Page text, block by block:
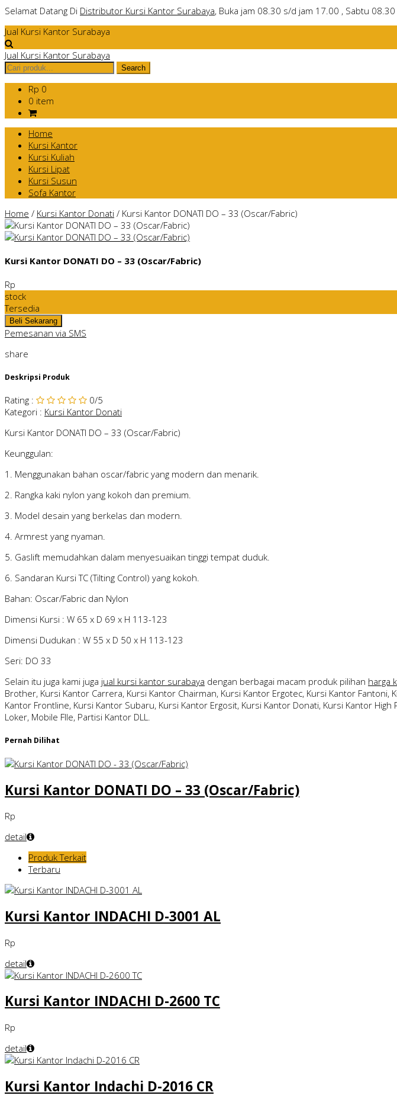
Selamat Datang Di Distributor Kursi Kantor Surabaya, Buka jam 08.30 s/d jam 17.00 , Sabtu
Jual Kursi Kantor Surabaya
Jual Kursi Kantor Surabaya
Rp 0
0 item
Home
Kursi Kantor
Kursi Kuliah
Kursi Lipat
Kursi Susun
Sofa Kantor
Home / Kursi Kantor Donati / Kursi Kantor DONATI DO – 33 (Oscar/Fabric)
Kursi Kantor DONATI DO – 33 (Oscar/Fabric)
Rp
stock
Tersedia
Pemesanan via SMS
share
Deskripsi Produk
Rating : 0/5
Kategori : Kursi Kantor Donati
Kursi Kantor DONATI DO – 33 (Oscar/Fabric)
Keunggulan:
1. Menggunakan bahan oscar/fabric yang modern dan menarik.
2. Rangka kaki nylon yang kokoh dan premium.
3. Model desain yang berkelas dan modern.
4. Armrest yang nyaman.
5. Gaslift memudahkan dalam menyesuaikan tinggi tempat duduk.
6. Sandaran Kursi TC (Tilting Control) yang kokoh.
Bahan: Oscar/Fabric dan Nylon
Dimensi Kursi : W 65 x D 69 x H 113-123
Dimensi Dudukan : W 55 x D 50 x H 113-123
Seri: DO 33
Selain itu juga kami juga jual kursi kantor surabaya dengan berbagai macam produk pilihan harga
Brother, Kursi Kantor Carrera, Kursi Kantor Chairman, Kursi Kantor Ergotec, Kursi Kantor
Kantor Frontline, Kursi Kantor Subaru, Kursi Kantor Ergosit, Kursi Kantor Donati, Kursi Kantor
Loker, Mobile FIle, Partisi Kantor DLL.
Pernah Dilihat
Kursi Kantor DONATI DO – 33 (Oscar/Fabric)
Rp
detail
Produk Terkait
Terbaru
Kursi Kantor INDACHI D-3001 AL
Rp
detail
Kursi Kantor INDACHI D-2600 TC
Rp
detail
Kursi Kantor Indachi D-2016 CR